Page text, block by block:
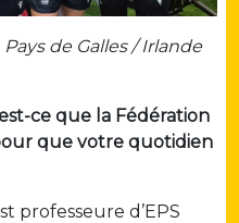
de Galles / Irlande
ce que la Fédération
que votre quotidien
professeure d’EPS